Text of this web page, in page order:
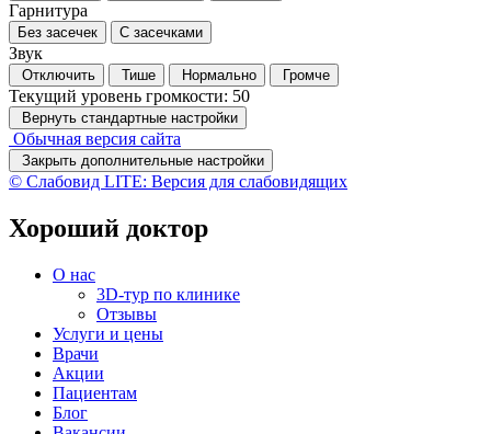
Гарнитура
Без засечек С засечками
Звук
Отключить Тише Нормально Громче
Текущий уровень громкости: 50
Вернуть стандартные настройки
Обычная версия сайта
Закрыть дополнительные настройки
© Слабовид LITE: Версия для слабовидящих
Хороший доктор
О нас
3D-тур по клинике
Отзывы
Услуги и цены
Врачи
Акции
Пациентам
Блог